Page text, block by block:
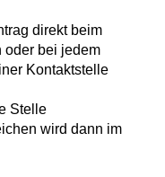
direkt beim
oder bei jedem
Kontaktstelle
Stelle
wird dann im